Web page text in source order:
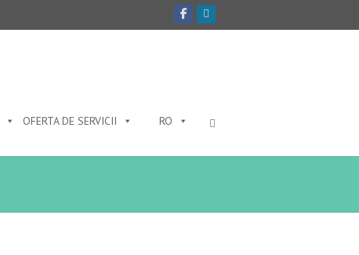
OFERTA DE SERVICII RO